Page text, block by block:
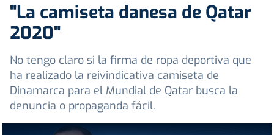
"La camiseta danesa de Qatar
2020"
No tengo claro si la firma de ropa deportiva que
ha realizado la reivindicativa camiseta de
Dinamarca para el Mundial de Qatar busca la
denuncia o propaganda fácil.